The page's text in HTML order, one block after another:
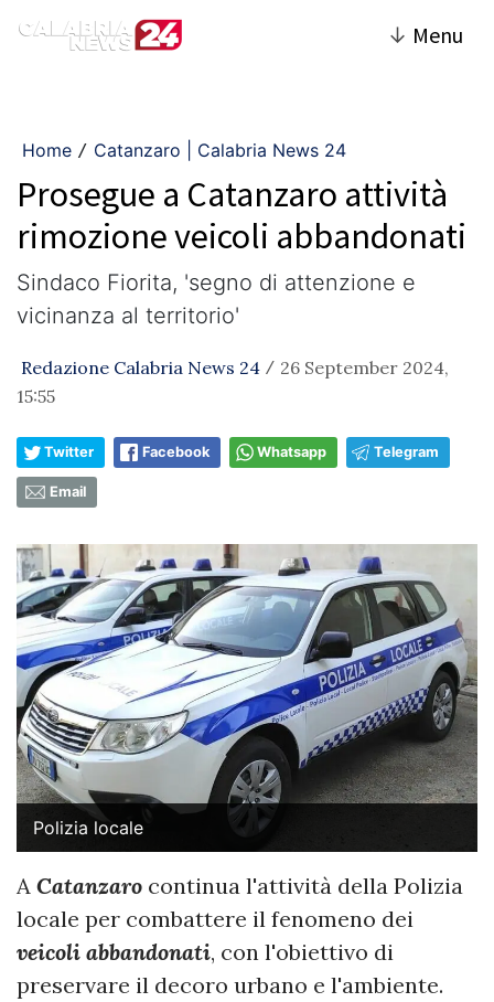
↓ Menu
Home / Catanzaro | Calabria News 24
Prosegue a Catanzaro attività
rimozione veicoli abbandonati
Sindaco Fiorita, 'segno di attenzione e
vicinanza al territorio'
Redazione Calabria News 24 / 26 September 2024,
15:55
Twitter Facebook Whatsapp Telegram
Email
Polizia locale
A Catanzaro continua l'attività della Polizia
locale per combattere il fenomeno dei
veicoli abbandonati, con l'obiettivo di
preservare il decoro urbano e l'ambiente.